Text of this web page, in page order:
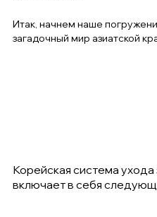
Итак, начнем наше
загадочный мир азиатской
Корейская система ухода
включает в себя